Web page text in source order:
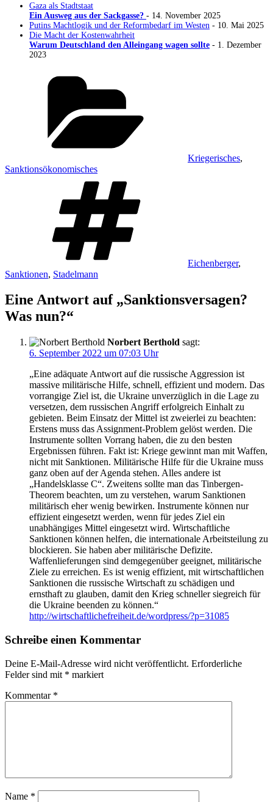
Gaza als Stadtstaat
Ein Ausweg aus der Sackgasse? - 14. November 2025
Putins Machtlogik und der Reformbedarf im Westen - 10. Mai 2025
Die Macht der Kostenwahrheit
Warum Deutschland den Alleingang wagen sollte - 1. Dezember
2023
Kriegerisches,
Sanktionsökonomisches
Eichenberger,
Sanktionen, Stadelmann
Eine Antwort auf „Sanktionsversagen?
Was nun?“
Norbert Berthold sagt:
6. September 2022 um 07:03 Uhr
„Eine adäquate Antwort auf die russische Aggression ist
massive militärische Hilfe, schnell, effizient und modern. Das
vorrangige Ziel ist, die Ukraine unverzüglich in die Lage zu
versetzen, dem russischen Angriff erfolgreich Einhalt zu
gebieten. Beim Einsatz der Mittel ist zweierlei zu beachten:
Erstens muss das Assignment-Problem gelöst werden. Die
Instrumente sollten Vorrang haben, die zu den besten
Ergebnissen führen. Fakt ist: Kriege gewinnt man mit Waffen,
nicht mit Sanktionen. Militärische Hilfe für die Ukraine muss
ganz oben auf der Agenda stehen. Alles andere ist
„Handelsklasse C“. Zweitens sollte man das Tinbergen-
Theorem beachten, um zu verstehen, warum Sanktionen
militärisch eher wenig bewirken. Instrumente können nur
effizient eingesetzt werden, wenn für jedes Ziel ein
unabhängiges Mittel eingesetzt wird. Wirtschaftliche
Sanktionen können helfen, die internationale Arbeitsteilung zu
blockieren. Sie haben aber militärische Defizite.
Waffenlieferungen sind demgegenüber geeignet, militärische
Ziele zu erreichen. Es ist wenig effizient, mit wirtschaftlichen
Sanktionen die russische Wirtschaft zu schädigen und
ernsthaft zu glauben, damit den Krieg schneller siegreich für
die Ukraine beenden zu können.“
http://wirtschaftlichefreiheit.de/wordpress/?p=31085
Schreibe einen Kommentar
Deine E-Mail-Adresse wird nicht veröffentlicht. Erforderliche
Felder sind mit * markiert
Kommentar *
Name *